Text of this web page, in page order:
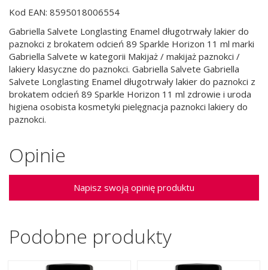
Kod EAN: 8595018006554
Gabriella Salvete Longlasting Enamel długotrwały lakier do
paznokci z brokatem odcień 89 Sparkle Horizon 11 ml marki
Gabriella Salvete w kategorii Makijaż / makijaż paznokci /
lakiery klasyczne do paznokci. Gabriella Salvete Gabriella
Salvete Longlasting Enamel długotrwały lakier do paznokci z
brokatem odcień 89 Sparkle Horizon 11 ml zdrowie i uroda
higiena osobista kosmetyki pielęgnacja paznokci lakiery do
paznokci.
Opinie
Napisz swoją opinię produktu
Podobne produkty